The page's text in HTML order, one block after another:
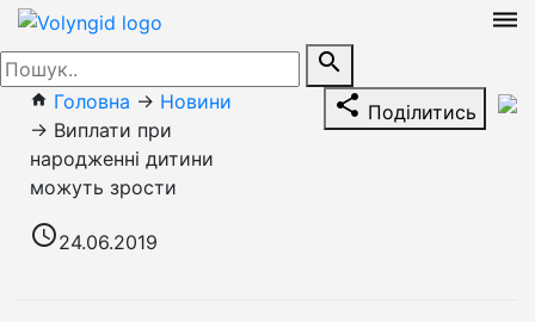
dehaze
search
home Головна → Новини
→ Виплати при
народженні дитини
можуть зрости
access_time24.06.2019
share Поділитись